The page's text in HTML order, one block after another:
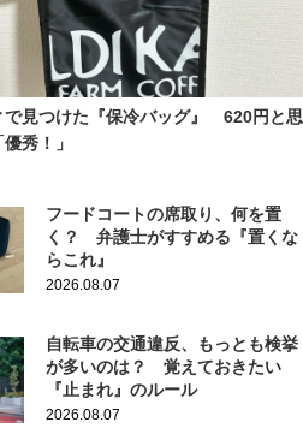
で見つけた『保冷バッグ』 620円と思
秀！」
フードコートの席取り、何を置
く？ 弁護士がすすめる『置くな
らこれ』
2026.08.07
自転車の交通違反、もっとも検挙
が多いのは？ 覚えておきたい
『止まれ』のルール
2026.08.07